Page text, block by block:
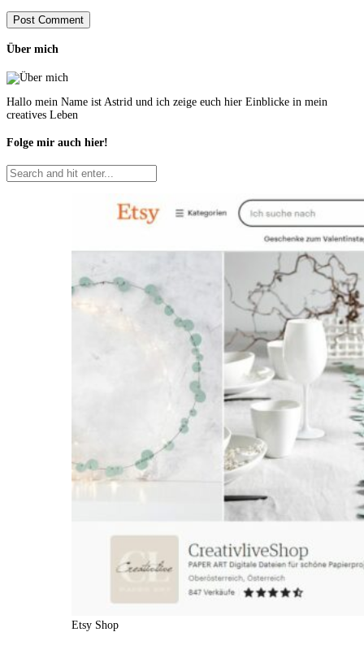
Über mich
Hallo mein Name ist Astrid und ich zeige euch hier Einblicke in mein
creatives Leben
Folge mir auch hier!
Etsy Shop